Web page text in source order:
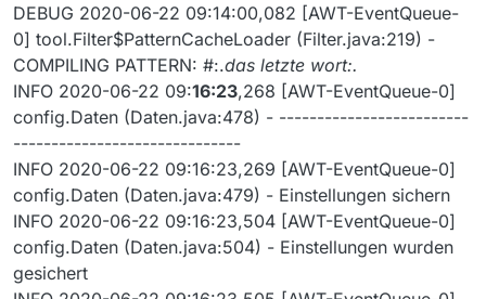
DEBUG 2020-06-22 09:14:00,082 [AWT-EventQueue-
0] tool.Filter$PatternCacheLoader (Filter.java:219) -
COMPILING PATTERN: #:.das letzte wort:.
INFO 2020-06-22 09:16:23,268 [AWT-EventQueue-0]
config.Daten (Daten.java:478) - -------------------------
------------------------------
INFO 2020-06-22 09:16:23,269 [AWT-EventQueue-0]
config.Daten (Daten.java:479) - Einstellungen sichern
INFO 2020-06-22 09:16:23,504 [AWT-EventQueue-0]
config.Daten (Daten.java:504) - Einstellungen wurden
gesichert